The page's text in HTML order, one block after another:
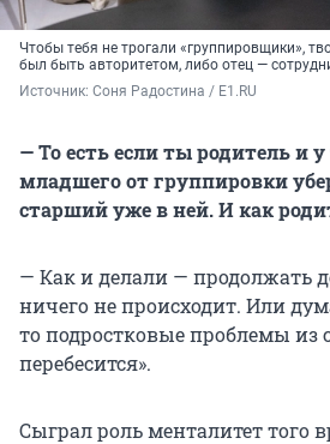
Чтобы тебя не трогали «группировщики»,
был быть авторитетом, либо отец —
Источник: Соня Радостина / E1.RU
— То есть если ты родитель и у
младшего от группировки
старший уже в ней. И как
— Как и делали — продолжать
ничего не происходит. Или
то подростковые проблемы из
перебесится».
Сыграл роль менталитет того